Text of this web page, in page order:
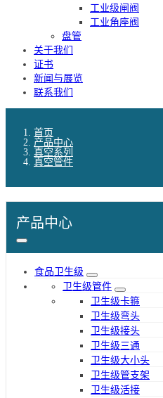
工业级闸阀
工业角座阀
盘管
关于我们
证书
新闻与展览
联系我们
首页
产品中心
真空系列
真空管件
产品中心
食品卫生级
卫生级管件
卫生级卡箍
卫生级弯头
卫生级接头
卫生级三通
卫生级大小头
卫生级管支架
卫生级活接